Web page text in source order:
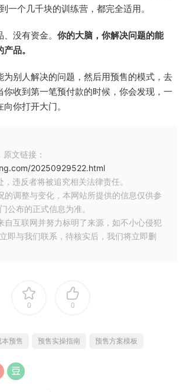
一个几千块的训练营，都完全适用。
没有资金。 你的大脑，你解决问题的能
品。
为别人解决的问题，然后用预售的模式，去
你收到第一笔预付款的时候，你会发现，一
你打开大门。
文链接：
20250929522.html
违反者将被追究相关法律责任。
的调整与变化，本网站所提供的信息仅供参
公布的正式信息为准。
自互联网并努力标明了来源，如不小心侵犯
即与我们联系，待核实后，我们将立即删
0 0
本预售 预售实操指南 预售方案模板